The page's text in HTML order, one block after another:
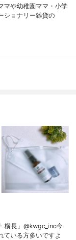
マや幼稚園ママ・小学
ショナリー雑貨の
横長」@kwgc_inc今
ている方多いですよ